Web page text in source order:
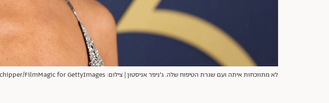
לא מתווכחות איתה ועם שגרת הטיפוח שלה. ג'ניפר אניסטון | צילום: Monica Schipper/FilmMagic for GettyImages